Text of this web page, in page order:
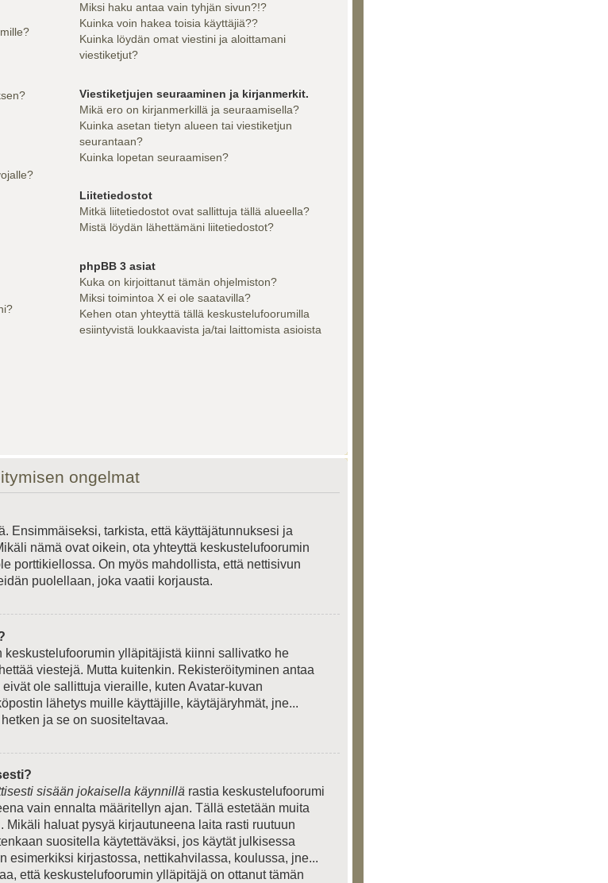
Miksi haku antaa vain tyhjän sivun?!?
Kuinka voin hakea toisia käyttäjiä??
Kuinka löydän omat viestini ja aloittamani
viestiketjut?
Viestiketjujen seuraaminen ja kirjanmerkit.
Mikä ero on kirjanmerkillä ja seuraamisella?
Kuinka asetan tietyn alueen tai viestiketjun
seurantaan?
Kuinka lopetan seuraamisen?
Liitetiedostot
Mitkä liitetiedostot ovat sallittuja tällä alueella?
Mistä löydän lähettämäni liitetiedostot?
phpBB 3 asiat
Kuka on kirjoittanut tämän ohjelmiston?
Miksi toimintoa X ei ole saatavilla?
Kehen otan yhteyttä tällä keskustelufoorumilla
esiintyvistä loukkaavista ja/tai laittomista asioista
ongelmat
Ensimmäiseksi, tarkista, että käyttäjätunnuksesi ja
nämä ovat oikein, ota yhteyttä keskustelufoorumin
porttikiellossa. On myös mahdollista, että nettisivun
puolellaan, joka vaatii korjausta.
keskustelufoorumin ylläpitäjistä kiinni sallivatko he
viestejä. Mutta kuitenkin. Rekisteröityminen antaa
ole sallittuja vieraille, kuten Avatar-kuvan
lähetys muille käyttäjille, käytäjäryhmät, jne...
ja se on suositeltavaa.
sisään jokaisella käynnillä rastia keskustelufoorumi
vain ennalta määritellyn ajan. Tällä estetään muita
Mikäli haluat pysyä kirjautuneena laita rasti ruutuun
suositella käytettäväksi, jos käytät julkisessa
esimerkiksi kirjastossa, nettikahvilassa, koulussa, jne...
että keskustelufoorumin ylläpitäjä on ottanut tämän